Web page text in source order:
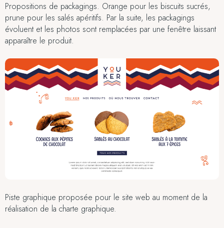
Propositions de packagings. Orange pour les biscuits sucrés,
prune pour les salés apéritifs. Par la suite, les packagings
évoluent et les photos sont remplacées par une fenêtre laissant
apparaître le produit.
Piste graphique proposée pour le site web au moment de la
réalisation de la charte graphique.